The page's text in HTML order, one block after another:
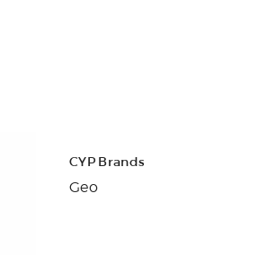
CYP Brands
Geo